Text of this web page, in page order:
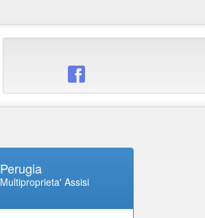
Perugia
Multiproprieta' Assisi